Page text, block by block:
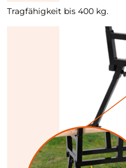
Tragfähigkeit bis 400 kg.